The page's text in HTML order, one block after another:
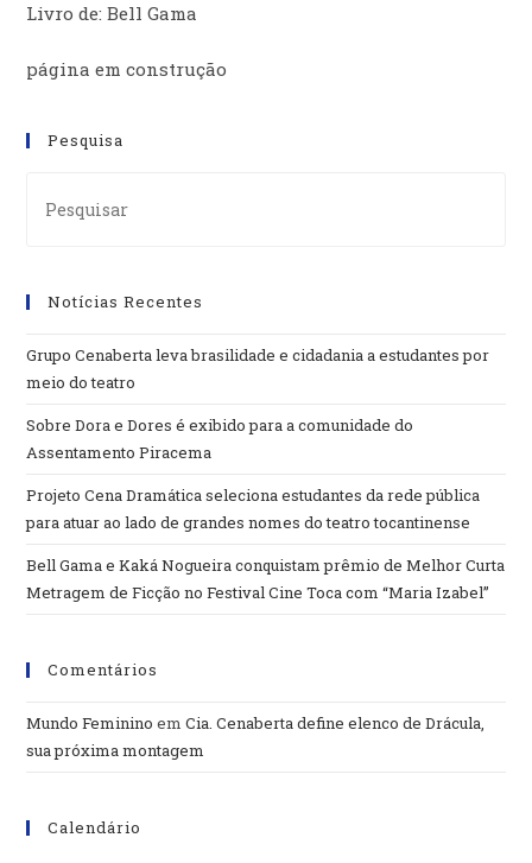
Livro de: Bell Gama
página em construção
Pesquisa
Notícias Recentes
Grupo Cenaberta leva brasilidade e cidadania a estudantes por
meio do teatro
Sobre Dora e Dores é exibido para a comunidade do
Assentamento Piracema
Projeto Cena Dramática seleciona estudantes da rede pública
para atuar ao lado de grandes nomes do teatro tocantinense
Bell Gama e Kaká Nogueira conquistam prêmio de Melhor Curta
Metragem de Ficção no Festival Cine Toca com “Maria Izabel”
Comentários
Mundo Feminino emCia. Cenaberta define elenco de Drácula,
sua próxima montagem
Calendário